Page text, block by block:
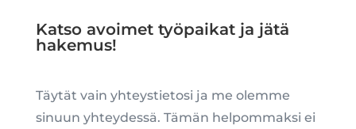
Katso avoimet työpaikat ja jätä
hakemus!
Täytät vain yhteystietosi ja me olemme
sinuun yhteydessä. Tämän helpommaksi ei